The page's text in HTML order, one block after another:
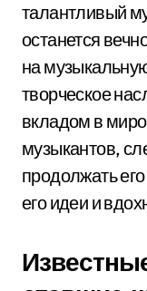
талантливый
останется
на
творческое
вкладом в
музыкантов,
продолжать
его идеи и